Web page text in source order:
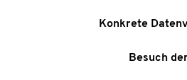
Konkrete
Besuch